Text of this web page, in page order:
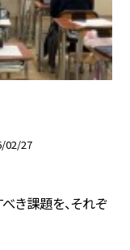
02/27
き課題を、それぞ